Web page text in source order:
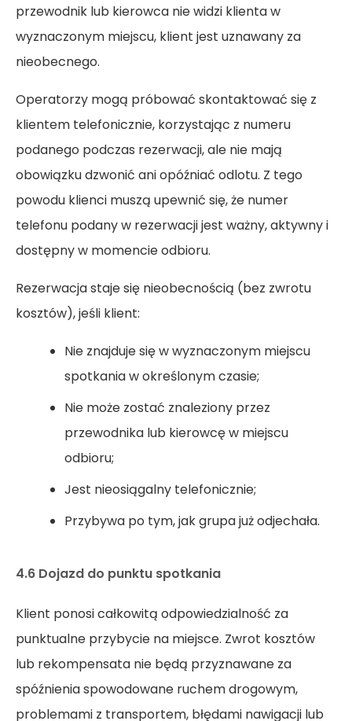
przewodnik lub kierowca nie widzi klienta w
wyznaczonym miejscu, klient jest uznawany za
nieobecnego.
Operatorzy mogą próbować skontaktować się z
klientem telefonicznie, korzystając z numeru
podanego podczas rezerwacji, ale nie mają
obowiązku dzwonić ani opóźniać odlotu. Z tego
powodu klienci muszą upewnić się, że numer
telefonu podany w rezerwacji jest ważny, aktywny i
dostępny w momencie odbioru.
Rezerwacja staje się nieobecnością (bez zwrotu
kosztów), jeśli klient:
Nie znajduje się w wyznaczonym miejscu
spotkania w określonym czasie;
Nie może zostać znaleziony przez
przewodnika lub kierowcę w miejscu
odbioru;
Jest nieosiągalny telefonicznie;
Przybywa po tym, jak grupa już odjechała.
4.6 Dojazd do punktu spotkania
Klient ponosi całkowitą odpowiedzialność za
punktualne przybycie na miejsce. Zwrot kosztów
lub rekompensata nie będą przyznawane za
spóźnienia spowodowane ruchem drogowym,
problemami z transportem, błędami nawigacji lub